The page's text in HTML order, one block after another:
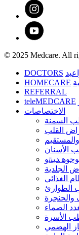
© 2025 Medcare. All
DOCTORS
HOMECARE
REFERRAL
teleMEDCARE
الاختصاصات
السمنة
القلب
الأسنان
ﻮﺟﻮﻫ ﺪﻴﻨﺗﻭ
الجلدية
الغذائي
الطوارئ
والحنجرة
الصماء
الأسرة
الهضمي